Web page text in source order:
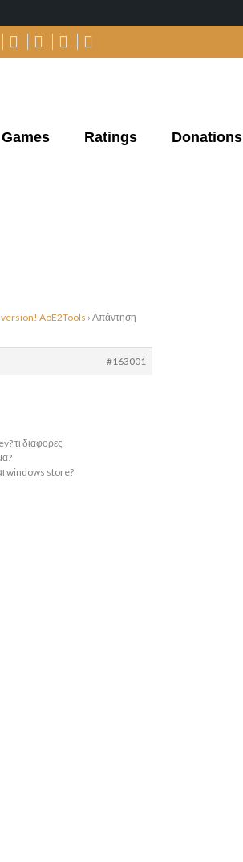
Games Ratings Donations
version! AoE2Tools › Απάντηση
#163001
τι διαφορες
windows store?